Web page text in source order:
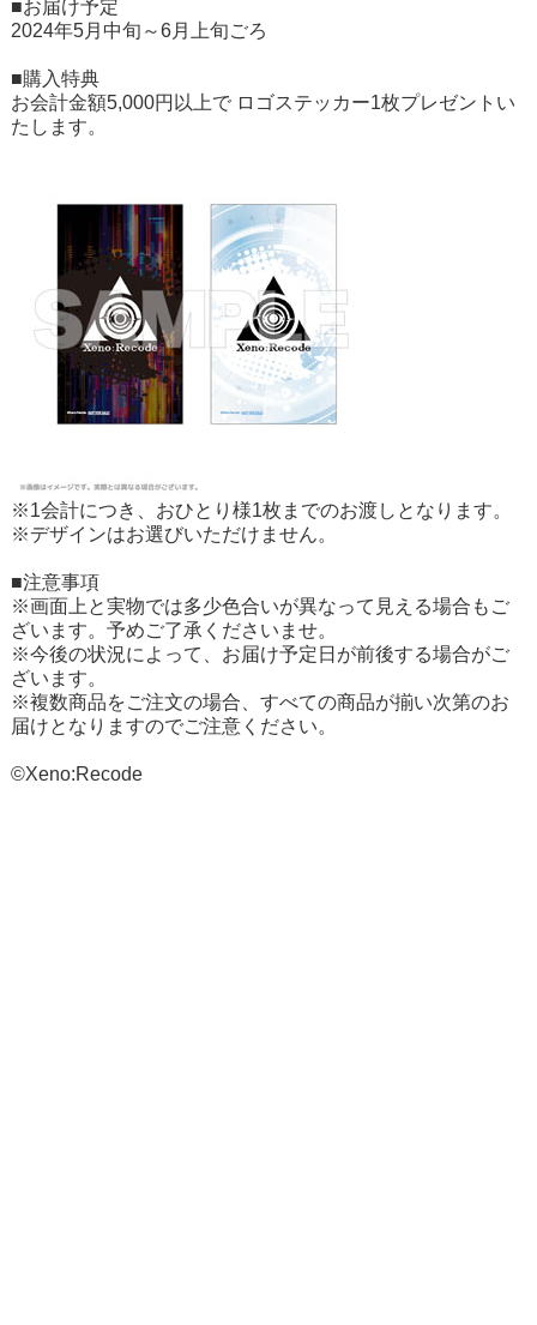
■お届け予定
2024年5月中旬～6月上旬ごろ
■購入特典
お会計金額5,000円以上で ロゴステッカー1枚プレゼントい
たします。
※1会計につき、おひとり様1枚までのお渡しとなります。
※デザインはお選びいただけません。
■注意事項
※画面上と実物では多少色合いが異なって見える場合もご
ざいます。予めご了承くださいませ。
※今後の状況によって、お届け予定日が前後する場合がご
ざいます。
※複数商品をご注文の場合、すべての商品が揃い次第のお
届けとなりますのでご注意ください。
©Xeno:Recode